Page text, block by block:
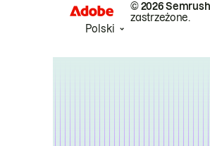
© 2026
zastrzeżone.
Polski